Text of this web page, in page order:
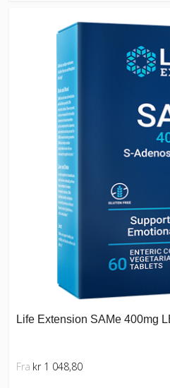
Life Extension SAMe 400mg
Fra kr 1 048,80